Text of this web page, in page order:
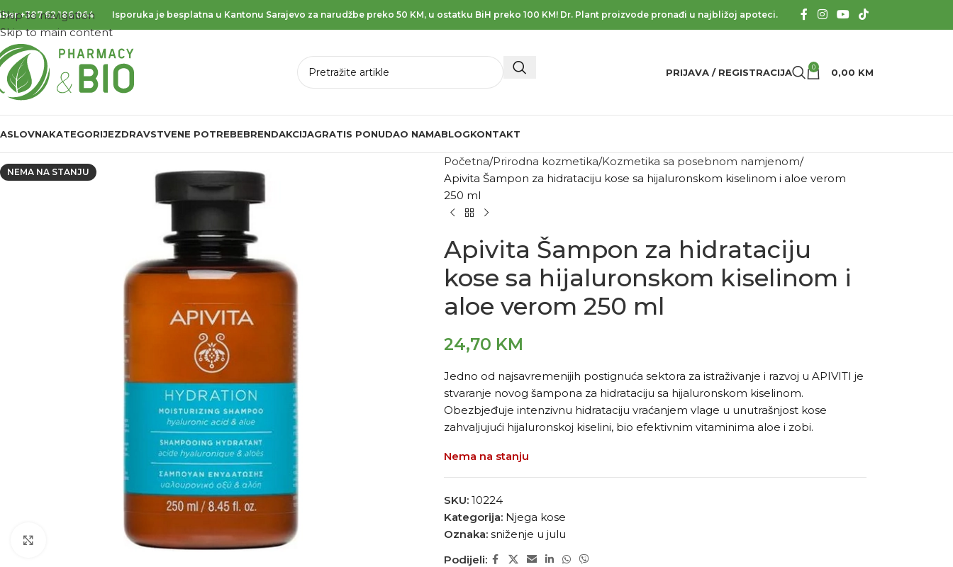
Skip to navigation
Skip to main content
+387 62 186 064 Isporuka je besplatna u Kantonu Sarajevo za narudžbe preko 50 KM, u ostatku BiH preko 100 KM! Dr. Plant proizvode pronađi u najbližoj apoteci.
PRIJAVA / REGISTRACIJA 0 0,00 KM
KATEGORIJEZDRAVSTVENE POTREBEBRENDAKCIJAGRATIS PONUDAO NAMABLOGKONTAKT
NEMA NA STANJU
Kliknite za povećanje
Početna Prirodna kozmetika Kozmetika sa posebnom namjenom
Apivita Šampon za hidrataciju kose sa hijaluronskom kiselinom i aloe verom
250 ml
Apivita Šampon za hidrataciju
kose sa hijaluronskom kiselinom i
aloe verom 250 ml
24,70 KM
Jedno od najsavremenijih postignuća sektora za istraživanje i razvoj u APIVITI je
stvaranje novog šampona za hidrataciju sa hijaluronskom kiselinom.
Obezbjeđuje intenzivnu hidrataciju vraćanjem vlage u unutrašnjost kose
zahvaljujući hijaluronskoj kiselini, bio efektivnim vitaminima aloe i zobi.
Nema na stanju
SKU: 10224
Kategorija: Njega kose
Oznaka: sniženje u julu
Podijeli: